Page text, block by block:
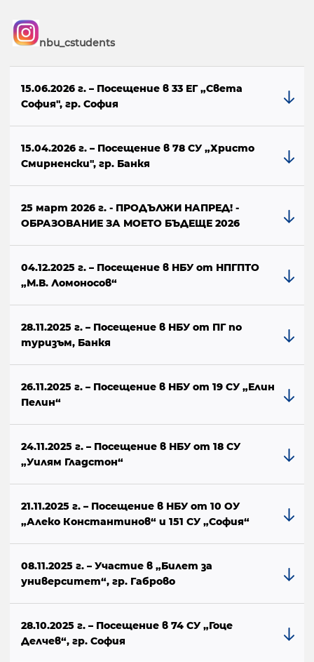
nbu_cstudents
15.06.2026 г. – Посещение в 33 ЕГ „Света
София", гр. София
15.04.2026 г. – Посещение в 78 СУ „Христо
Смирненски", гр. Банкя
25 март 2026 г. - ПРОДЪЛЖИ НАПРЕД! -
ОБРАЗОВАНИЕ ЗА МОЕТО БЪДЕЩЕ 2026
04.12.2025 г. – Посещение в НБУ от НПГПТО
„М.В. Ломоносов“
28.11.2025 г. – Посещение в НБУ от ПГ по
туризъм, Банкя
26.11.2025 г. – Посещение в НБУ от 19 СУ „Елин
Пелин“
24.11.2025 г. – Посещение в НБУ от 18 СУ
„Уилям Гладстон“
21.11.2025 г. – Посещение в НБУ от 10 ОУ
„Алеко Константинов“ и 151 СУ „София“
08.11.2025 г. – Участие в „Билет за
университет“, гр. Габрово
28.10.2025 г. – Посещение в 74 СУ „Гоце
Делчев“, гр. София